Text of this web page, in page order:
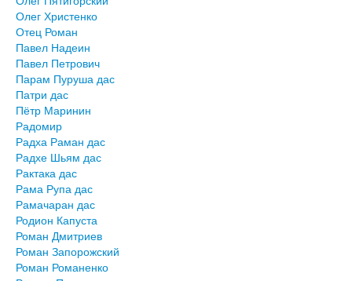
Олег Христенко
Отец Роман
Павел Надеин
Павел Петрович
Парам Пуруша дас
Патри дас
Пётр Маринин
Радомир
Радха Раман дас
Радхе Шьям дас
Рактака дас
Рама Рупа дас
Рамачаран дас
Родион Капуста
Роман Дмитриев
Роман Запорожский
Роман Романенко